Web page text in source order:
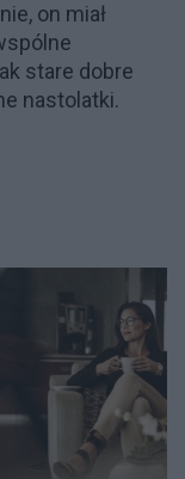
on miał
stare dobre
nastolatki.